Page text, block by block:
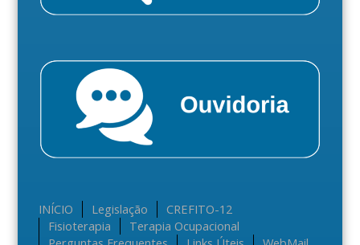
INÍCIO Legislação
CREFITO-12
Fisioterapia
Terapia Ocupacional